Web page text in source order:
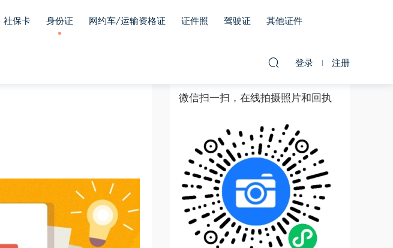
社保卡 身份证 网约车/运输资格证 证件照 驾驶证 其他证件
登录 注册
微信扫一扫，在线拍摄照片和回执